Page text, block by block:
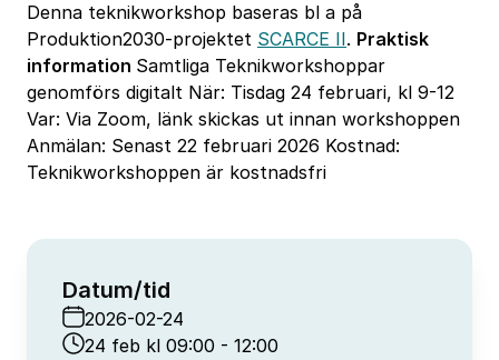
Denna teknikworkshop baseras bl a på
Produktion2030-projektet SCARCE II. Praktisk
information Samtliga Teknikworkshoppar
genomförs digitalt När: Tisdag 24 februari, kl 9-12
Var: Via Zoom, länk skickas ut innan workshoppen
Anmälan: Senast 22 februari 2026 Kostnad:
Teknikworkshoppen är kostnadsfri
Datum/tid
2026-02-24
24 feb kl 09:00 - 12:00